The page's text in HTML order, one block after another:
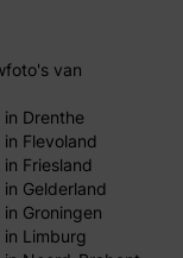
van
Drenthe
Flevoland
Friesland
Gelderland
Groningen
Limburg